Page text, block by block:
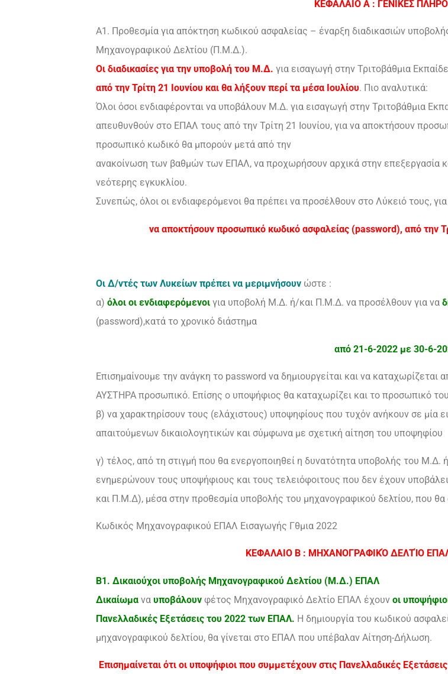
ΚΕΦΑΛΑΙΟ Α : ΓΕΝΙΚΕΣ
Α1. Προθεσμία για απόκτηση κωδικού ασφαλείας – έναρξη διαδικασιών
Μηχανογραφικού Δελτίου (Π.Μ.Δ.).
Οι διαδικασίες για την υποβολή του Μ.Δ. για εισαγωγή στην Τριτοβάθμια
από την Τρίτη 21 Ιουνίου και θα λήξουν περί τα μέσα Ιουλίου. Πιο αναλυτικά:
Όλοι όσοι ενδιαφέρονται να υποβάλουν Μ.Δ. για εισαγωγή στην Τριτοβάθμια
απευθυνθούν στο ΕΠΑΛ τους από την Τρίτη 21 Ιουνίου, για να αποκτήσουν
προσωπικό κωδικό θα μπορούν μετά από την
ανακοίνωση των βαθμών των ΕΠΑΛ, να προχωρήσουν αρχικά στην επεξεργασία
νεότερης εγκυκλίου.
Συνεπώς, όλοι οι ενδιαφερόμενοι θα πρέπει να προσέλθουν στο Λύκειό τους, για
να αποκτήσουν προσωπικό κωδικό ασφαλείας (password), από την
Οι Δ/ντές των Λυκείων πρέπει να μεριμνήσουν ώστε :
α) όλοι οι ενδιαφερόμενοι για υποβολή Μ.Δ. ή/και Π.Μ.Δ. να προσέλθουν για να
(password),κατά το χρονικό διάστημα
από 21-6-2022 με 30-6-
Επισημαίνουμε την ανάγκη το password να δημιουργείται και να
ΑΥΣΤΗΡΑ προσωπικό. Επίσης ο υποψήφιος θα καταχωρίζει και το προσωπικό
β) να χαρακτηρίσουν τους (ελάχιστους) υποψηφίους που τυχόν ανήκουν σε μία
απαιτούμενων δικαιολογητικών και σύμφωνα με σχετική αίτηση του υποψηφίου
γ) τέλος, από τη στιγμή που θα ενεργοποιηθεί η δυνατότητα υποβολής του Μ.Δ.
ενημερώνουν τους υποψήφιους και τους τελειόφοιτους που δεν έχουν
και Π.Μ.Δ), μέσα στην προθεσμία υποβολής του μηχανογραφικού δελτίου, που θα
Κωδικός Μηχανογραφικού ΕΠΑΛ Εισαγωγής Γθμια 2022
ΚΕΦΑΛΑΙΟ Β : ΜΗΧΑΝΟΓΡΑΦΙΚΌ ΔΕΛΤΊΟ ΕΠΑΛ
Β1. Δικαιούχοι υποβολής Μηχανογραφικού Δελτίου (Μ.Δ.) ΕΠΑΛ
Δικαίωμα να υποβάλουν φέτος Μηχανογραφικό Δελτίο ΕΠΑΛ έχουν οι
Πανελλαδικές Εξετάσεις του 2022 των ΕΠΑΛ. Η δημιουργία του κωδικού
μηχανογραφικού δελτίου, θα γίνεται στο ΕΠΑΛ που υπέβαλαν Αίτηση-Δήλωση.
Επισημαίνεται ότι οι υποψήφιοι που συμμετέχουν στις Πανελλαδικές